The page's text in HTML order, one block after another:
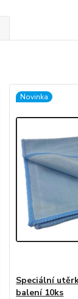
Novinka
Speciální
balení 10ks